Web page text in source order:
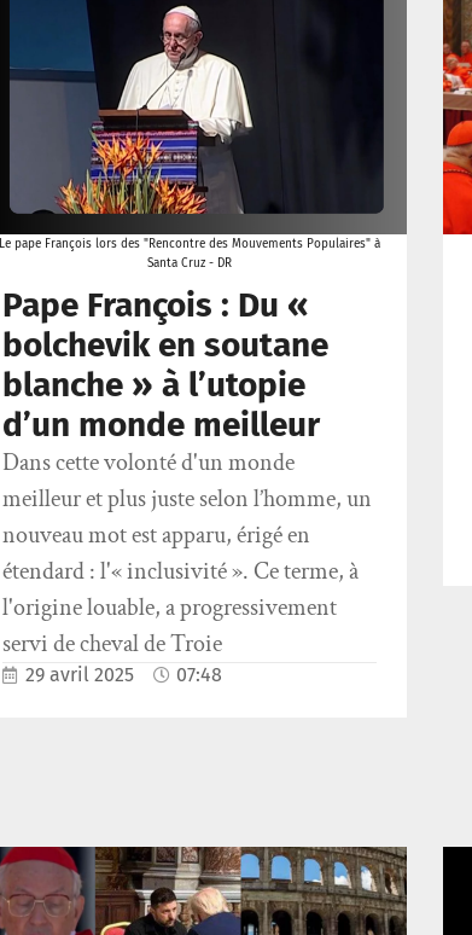
Le pape François lors des "Rencontre des Mouvements Populaires" à
Santa Cruz - DR
Pape François : Du «
bolchevik en soutane
blanche » à l’utopie
d’un monde meilleur
Dans cette volonté d'un monde
meilleur et plus juste selon l’homme, un
nouveau mot est apparu, érigé en
étendard : l'« inclusivité ». Ce terme, à
l'origine louable, a progressivement
servi de cheval de Troie
29 avril 2025 07:48